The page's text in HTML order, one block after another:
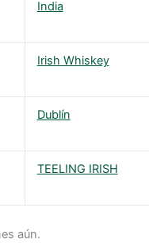
India
Irish Whiskey
Dublín
TEELING IRISH
aún.